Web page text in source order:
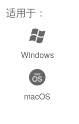
适用于：
Windows
macOS